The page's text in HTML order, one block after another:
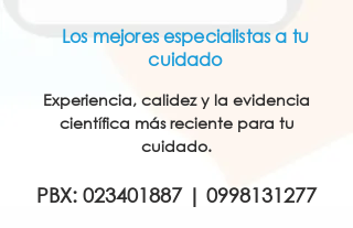
Los mejores especialistas a tu
cuidado
Experiencia, calidez y la evidencia
científica más reciente para tu
cuidado.
PBX: 023401887| 0998131277